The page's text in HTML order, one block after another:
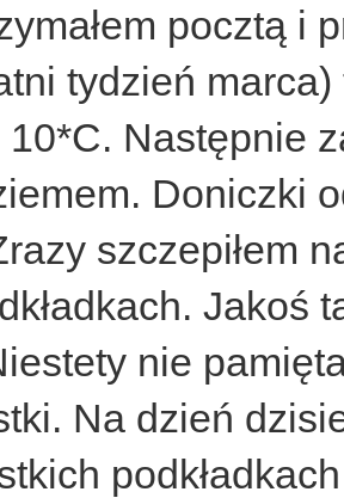
pocztą i
tydzień
Następnie
Doniczki
szczepiłem
Jakoś
nie
Na dzień